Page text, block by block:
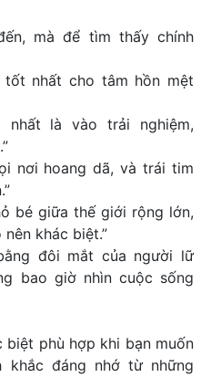
mà để tìm thấy chính
tốt nhất cho tâm hồn mệt
nhất là vào trải nghiệm,
nơi hoang dã, và trái tim
bé giữa thế giới rộng lớn,
khác biệt.”
đôi mắt của người lữ
bao giờ nhìn cuộc sống
biệt phù hợp khi bạn muốn
khắc đáng nhớ từ những